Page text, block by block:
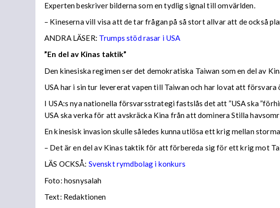
Experten beskriver bilderna som en tydlig signal till omvärlden.
– Kineserna vill visa att de tar frågan på så stort allvar att de också
ANDRA LÄSER: Trumps stöd rasar i USA
”En del av Kinas taktik”
Den kinesiska regimen ser det demokratiska Taiwan som en del av
USA har i sin tur levererat vapen till Taiwan och har lovat att försvara
I USA:s nya nationella försvarsstrategi fastslås det att ”USA ska
USA ska verka för att avskräcka Kina från att dominera Stilla
En kinesisk invasion skulle således kunna utlösa ett krig mellan
– Det är en del av Kinas taktik för att förbereda sig för ett krig mot
LÄS OCKSÅ: Svenskt rymdbolag i konkurs
Foto: hosnysalah
Text: Redaktionen